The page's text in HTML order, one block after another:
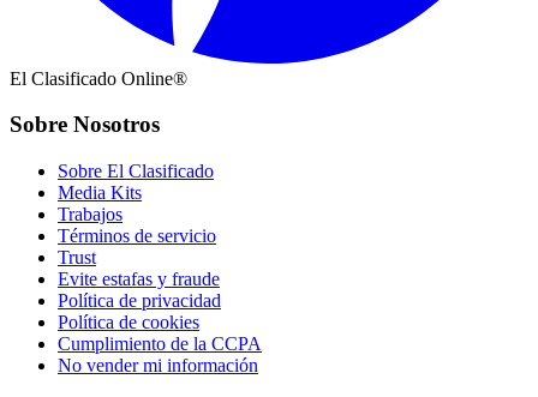
El Clasificado Online®
Sobre Nosotros
Sobre El Clasificado
Media Kits
Trabajos
Términos de servicio
Trust
Evite estafas y fraude
Política de privacidad
Política de cookies
Cumplimiento de la CCPA
No vender mi información